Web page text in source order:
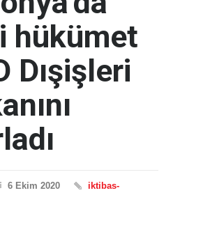
hükümet
Dışişleri
6 Ekim 2020 iktibas-